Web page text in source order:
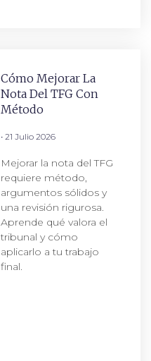
Cómo Mejorar La
Nota Del TFG Con
Método
21 Julio 2026
Mejorar la nota del TFG
requiere método,
argumentos sólidos y
una revisión rigurosa.
Aprende qué valora el
tribunal y cómo
aplicarlo a tu trabajo
final.